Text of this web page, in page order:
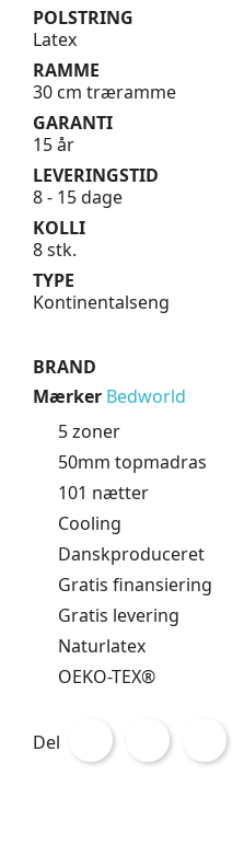
POLSTRING
Latex
RAMME
30 cm træramme
GARANTI
15 år
LEVERINGSTID
8 - 15 dage
KOLLI
8 stk.
TYPE
Kontinentalseng
BRAND
Mærker Bedworld
5 zoner
50mm topmadras
101 nætter
Cooling
Danskproduceret
Gratis finansiering
Gratis levering
Naturlatex
OEKO-TEX®
Del